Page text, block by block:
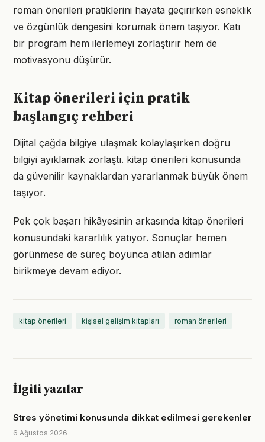
roman önerileri pratiklerini hayata geçirirken esneklik
ve özgünlük dengesini korumak önem taşıyor. Katı
bir program hem ilerlemeyi zorlaştırır hem de
motivasyonu düşürür.
Kitap önerileri için pratik
başlangıç rehberi
Dijital çağda bilgiye ulaşmak kolaylaşırken doğru
bilgiyi ayıklamak zorlaştı. kitap önerileri konusunda
da güvenilir kaynaklardan yararlanmak büyük önem
taşıyor.
Pek çok başarı hikâyesinin arkasında kitap önerileri
konusundaki kararlılık yatıyor. Sonuçlar hemen
görünmese de süreç boyunca atılan adımlar
birikmeye devam ediyor.
kitap önerileri kişisel gelişim kitapları roman önerileri
İlgili yazılar
Stres yönetimi konusunda dikkat edilmesi gerekenler
6 Ağustos 2026